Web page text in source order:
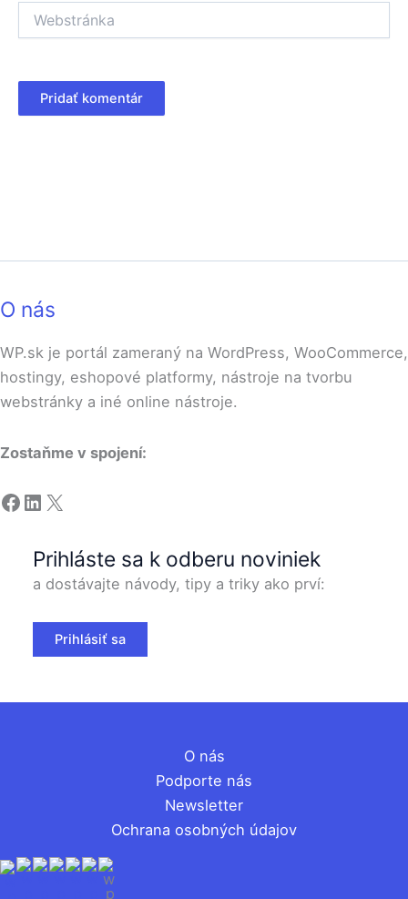
O nás
WP.sk je portál zameraný na WordPress, WooCommerce,
hostingy, eshopové platformy, nástroje na tvorbu
webstránky a iné online nástroje.
Zostaňme v spojení:
Facebook
LinkedIn
X
Prihláste sa k odberu noviniek
a dostávajte návody, tipy a triky ako prví:
Prihlásiť sa
O nás
Podporte nás
Newsletter
Ochrana osobných údajov